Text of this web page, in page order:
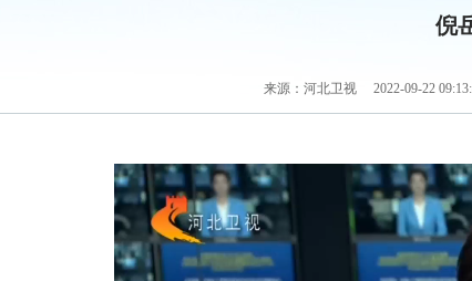
倪
来源：河北卫视 2022-09-22